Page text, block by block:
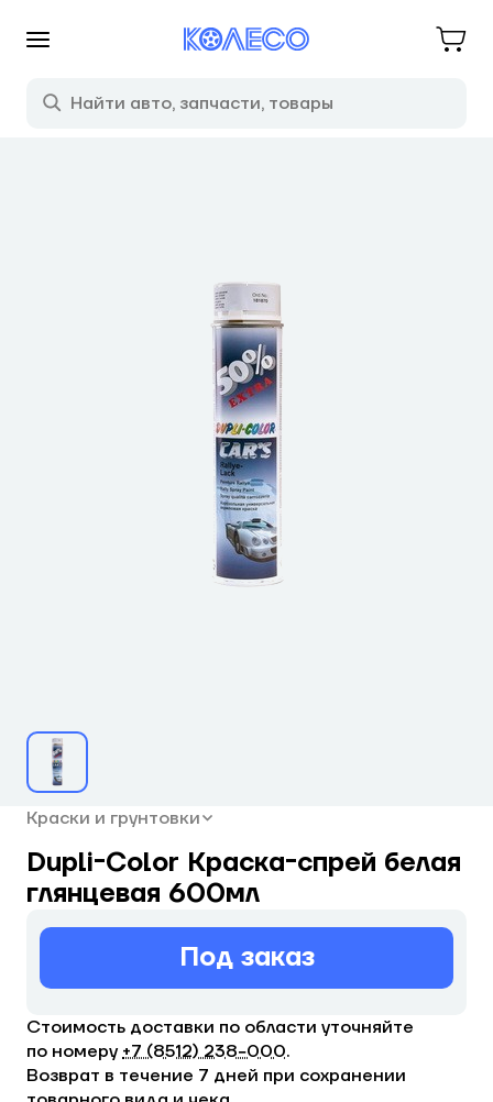
Краски и грунтовки
Dupli-Color Краска-спрей белая
глянцевая 600мл
Под заказ
Стоимость доставки по области уточняйте
по номеру +7 (8512) 238−000.
Возврат в течение 7 дней при сохранении